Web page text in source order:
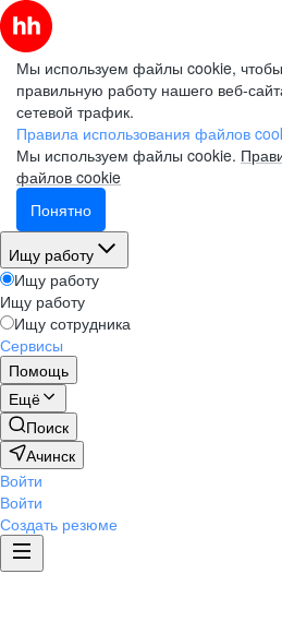
Мы используем файлы cookie,
правильную работу нашего веб-
сетевой трафик.
Правила использования файлов
Мы используем файлы cookie.
файлов cookie
Понятно
Ищу работу
Ищу работу
Ищу работу
Ищу сотрудника
Сервисы
Помощь
Ещё
Поиск
Ачинск
Войти
Войти
Создать резюме